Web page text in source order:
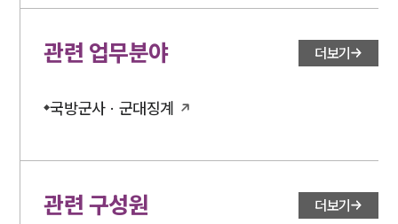
관련 업무분야 더보기
국방군사 · 군대징계
관련 구성원 더보기